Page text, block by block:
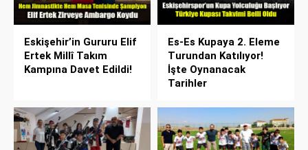
Eskişehir’in Gururu Elif
Ertek Millî Takım
Kampına Davet Edildi!
Es-Es Kupaya 2. Eleme
Turundan Katılıyor!
İşte Oynanacak
Tarihler